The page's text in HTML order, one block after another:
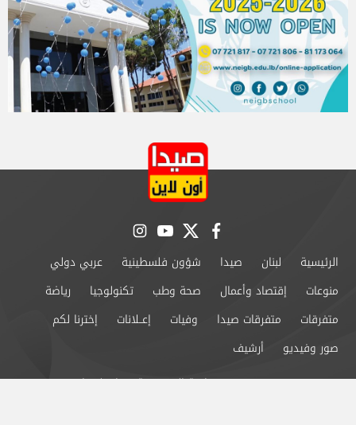
facebook
twitter
youtube
instagram
الرئيسية لبنان صيدا شؤون فلسطينية
عربي دولي
منوعات
إقتصاد وأعمال صحة وطب تكنولوجيا
رياضة
متفرقات
متفرقات صيدا وفيات إعــلانات
إخترنا لكم
صور وفيديو
أرشيف
من نحن
سياسة الخصوصية اتصل بنا